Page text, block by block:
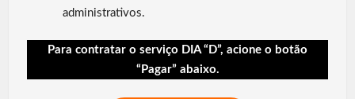
administrativos.
Para contratar o serviço DIA “D”, acione o botão
“Pagar” abaixo.